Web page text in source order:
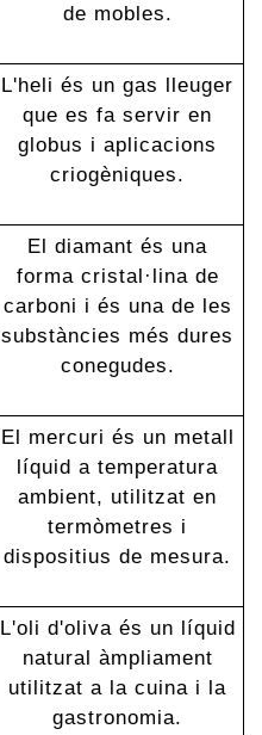
de mobles.
L'heli és un gas lleuger
que es fa servir en
globus i aplicacions
criogèniques.
El diamant és una
forma cristal·lina de
carboni i és una de les
substàncies més dures
conegudes.
El mercuri és un metall
líquid a temperatura
ambient, utilitzat en
termòmetres i
dispositius de mesura.
L'oli d'oliva és un líquid
natural àmpliament
utilitzat a la cuina i la
gastronomia.